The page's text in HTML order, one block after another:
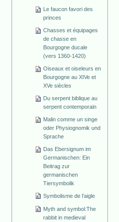
Le faucon favori des
princes
Chasses et équipages
de chasse en
Bourgogne ducale
(vers 1360-1420)
Oiseaux et oiseleurs en
Bourgogne au XIVe et
XVe siècles
Du serpent biblique au
serpent contemporain
Malin comme un singe
oder Physiognomik und
Sprache
Das Ebersignum im
Germanischen: Ein
Beitrag zur
germanischen
Tiersymbolik
Symbolisme de l’aigle
Myth and symbol:The
rabbit in medieval